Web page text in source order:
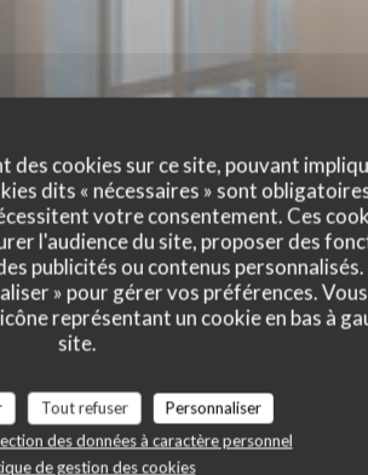
cookies sur ce site, pouvant
dits « nécessaires » sont
votre consentement. Ces
l'audience du site, proposer des
publicités ou contenus
» pour gérer vos préférences.
représentant un cookie en bas à
site.
Tout refuser
Personnaliser
des données à caractère personnel
de gestion des cookies